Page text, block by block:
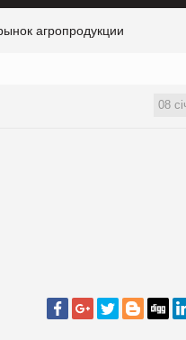
агропродукции
08